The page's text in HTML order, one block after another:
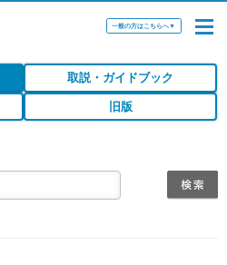
一般の方はこちらへ▼
取説・ガイドブック
旧版